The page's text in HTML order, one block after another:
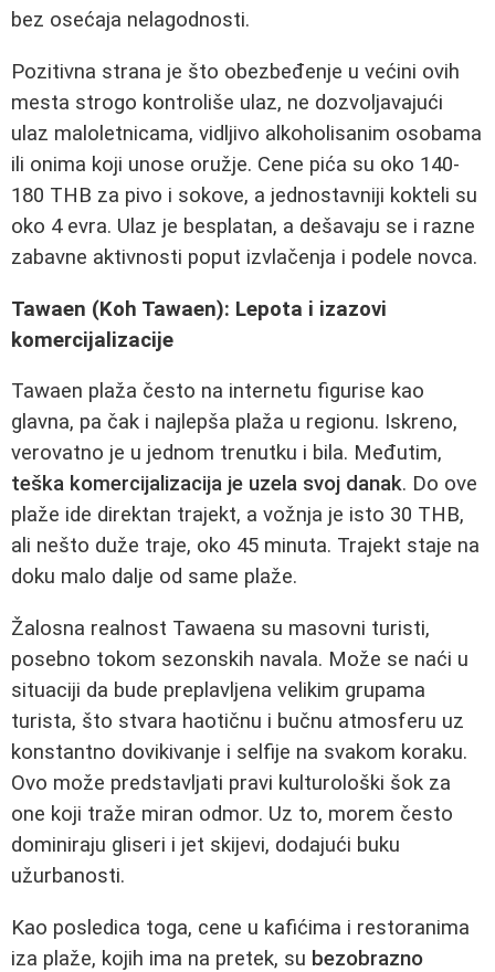
bez osećaja nelagodnosti.
Pozitivna strana je što obezbeđenje u većini ovih
mesta strogo kontroliše ulaz, ne dozvoljavajući
ulaz maloletnicama, vidljivo alkoholisanim osobama
ili onima koji unose oružje. Cene pića su oko 140-
180 THB za pivo i sokove, a jednostavniji kokteli su
oko 4 evra. Ulaz je besplatan, a dešavaju se i razne
zabavne aktivnosti poput izvlačenja i podele novca.
Tawaen (Koh Tawaen): Lepota i izazovi
komercijalizacije
Tawaen plaža često na internetu figurise kao
glavna, pa čak i najlepša plaža u regionu. Iskreno,
verovatno je u jednom trenutku i bila. Međutim,
teška komercijalizacija je uzela svoj danak. Do ove
plaže ide direktan trajekt, a vožnja je isto 30 THB,
ali nešto duže traje, oko 45 minuta. Trajekt staje na
doku malo dalje od same plaže.
Žalosna realnost Tawaena su masovni turisti,
posebno tokom sezonskih navala. Može se naći u
situaciji da bude preplavljena velikim grupama
turista, što stvara haotičnu i bučnu atmosferu uz
konstantno dovikivanje i selfije na svakom koraku.
Ovo može predstavljati pravi kulturološki šok za
one koji traže miran odmor. Uz to, morem često
dominiraju gliseri i jet skijevi, dodajući buku
užurbanosti.
Kao posledica toga, cene u kafićima i restoranima
iza plaže, kojih ima na pretek, su bezobrazno